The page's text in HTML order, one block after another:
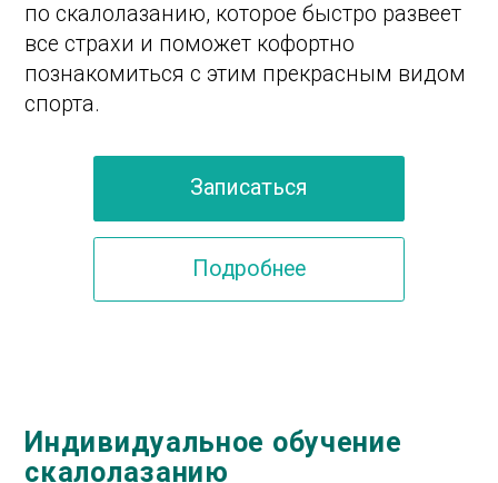
Тренировки проводятся
индивидуально,
Обучение скалолазанию с персональным
физические возможности, расскажет
о всех основах и составит план
Индивидуальное обучение
скалолазанию
Записаться